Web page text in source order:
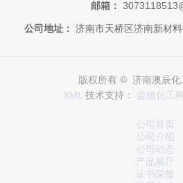
邮箱：
公司地址： 济南市天桥区济南新材
版权所有 © 济南澳辰化
XML 技术支持： 盖德化工网
公司首页
公司介绍
公司动态
产品展厅
证书荣誉